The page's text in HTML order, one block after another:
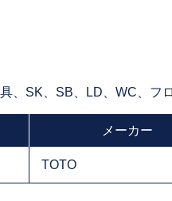
、SK、SB、LD、WC、フ
メーカー
TOTO